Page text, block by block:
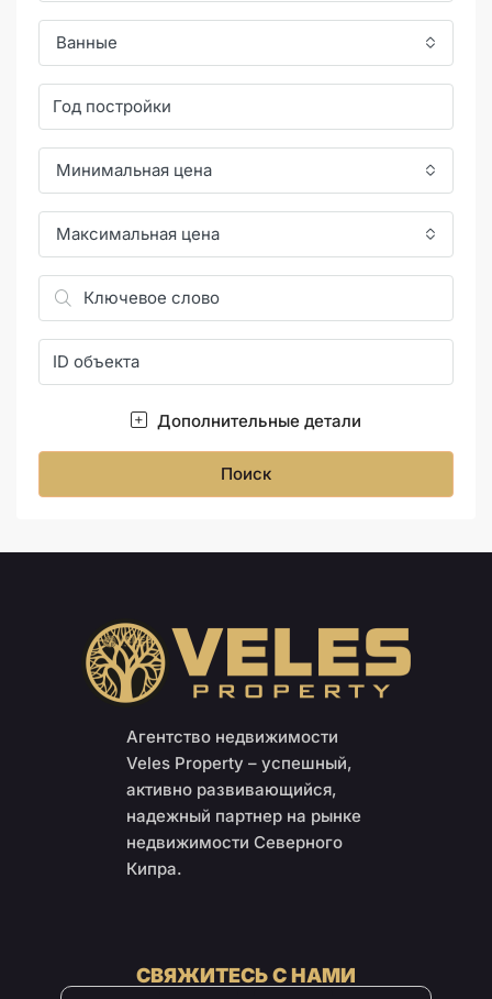
Ванные
Минимальная цена
Максимальная цена
Дополнительные детали
Поиск
Агентство недвижимости
Veles Property – успешный,
активно развивающийся,
надежный партнер на рынке
недвижимости Северного
Кипра.
СВЯЖИТЕСЬ С НАМИ